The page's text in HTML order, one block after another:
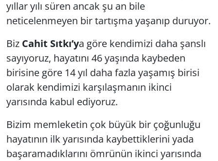
yıllar yılı süren ancak şu an bile
neticelenmeyen bir tartışma yaşanıp duruyor.
Biz Cahit Sıtkı’ya göre kendimizi daha şanslı
sayıyoruz, hayatını 46 yaşında kaybeden
birisine göre 14 yıl daha fazla yaşamış birisi
olarak kendimizi karşılaşmanın ikinci
yarısında kabul ediyoruz.
Bizim memleketin çok büyük bir çoğunluğu
hayatının ilk yarısında kaybettiklerini yada
başaramadıklarını ömrünün ikinci yarısında